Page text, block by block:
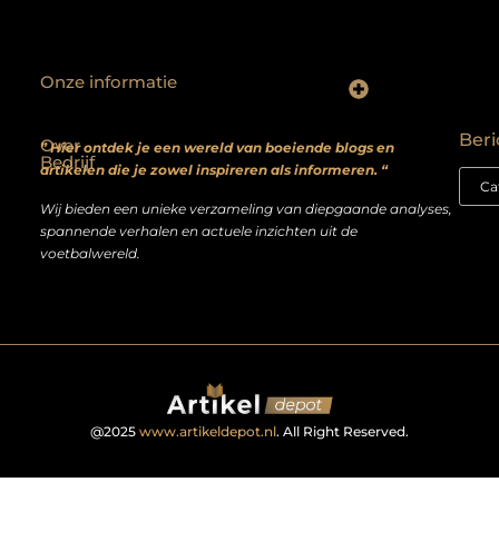
Over
Bedrijf
” Hier ontdek je een wereld van boeiende blogs en
artikelen die je zowel inspireren als informeren. “
Wij bieden een unieke verzameling van diepgaande analyses,
spannende verhalen en actuele inzichten uit de
voetbalwereld.
Onze informatie
@2025 www.artikeldepot.nl. All Right Reserved.